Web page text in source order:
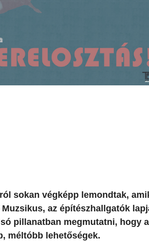
sokan végképp lemondtak,
az építészhallgatók
pillanatban megmutatni, hogy
méltóbb lehetőségek.